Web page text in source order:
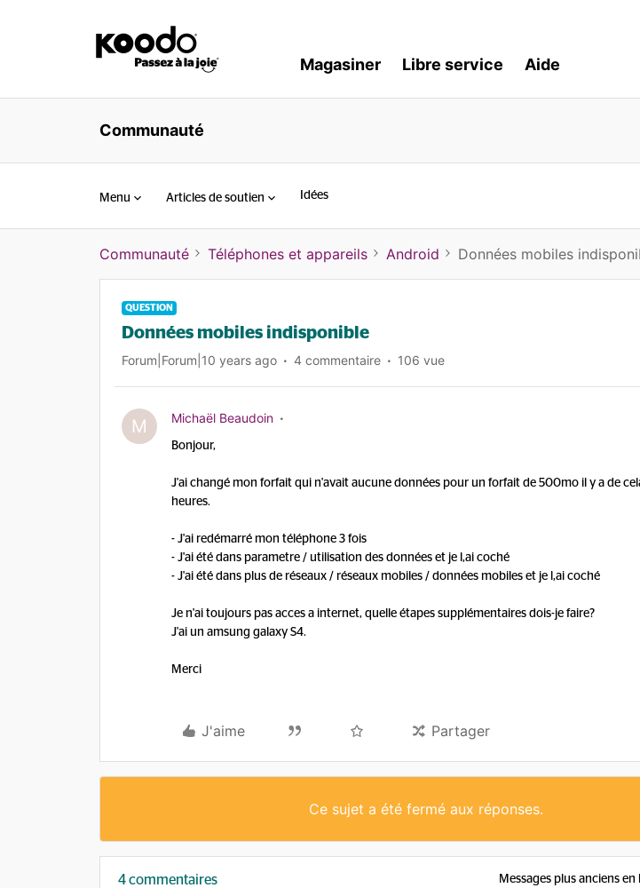
Magasiner Libre service Aide
Communauté
Menu Articles de soutien Idées
Communauté Téléphones et appareils Android Données mobiles
QUESTION
Données mobiles indisponible
Forum|Forum|10 years ago 4 commentaire 106 vue
M Michaël Beaudoin
Bonjour,
J'ai changé mon forfait qui n'avait aucune données pour un forfait de 500mo il y a de
heures.
- J'ai redémarré mon téléphone 3 fois
- J'ai été dans parametre / utilisation des données et je l,ai coché
- J'ai été dans plus de réseaux / réseaux mobiles / données mobiles et je l,ai coché
Je n'ai toujours pas acces a internet, quelle étapes supplémentaires dois-je faire?
J'ai un amsung galaxy S4.
Merci
J'aime Partager
Ce sujet a été fermé aux réponses.
4 commentaires Messages plus anciens